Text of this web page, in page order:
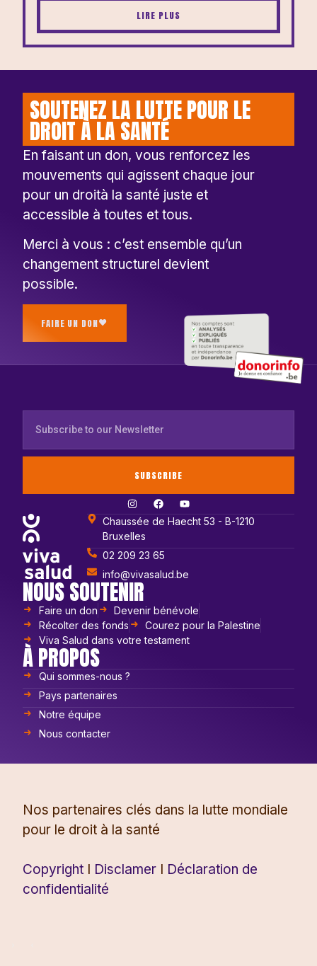
LIRE PLUS
SOUTENEZ LA LUTTE POUR LE
DROIT À LA SANTÉ
En faisant un don, vous renforcez les
mouvements qui agissent chaque jour
pour un droità la santé juste et
accessible à toutes et tous.
Merci à vous : c’est ensemble qu’un
changement structurel devient
possible.
FAIRE UN DON
SUBSCRIBE
Chaussée de Haecht 53 - B-1210
Bruxelles
02 209 23 65
info@vivasalud.be
NOUS SOUTENIR
Faire un don
Devenir bénévole
Récolter des fonds
Courez pour la Palestine
Viva Salud dans votre testament
À PROPOS
Qui sommes-nous ?
Pays partenaires
Notre équipe
Nous contacter
Nos partenaires clés dans la lutte mondiale
pour le droit à la santé
Copyright I Disclamer I Déclaration de
confidentialité